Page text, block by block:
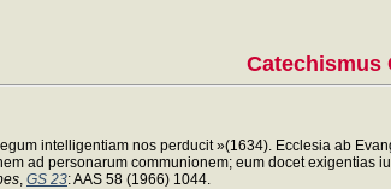
Catechismus
intelligentiam nos perducit »(1634). Ecclesia ab
ad personarum communionem; eum docet exigentias
, GS 23: AAS 58 (1966) 1044.